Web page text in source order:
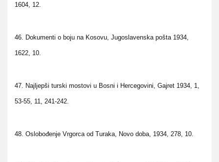
1604, 12.
46. Dokumenti o boju na Kosovu, Jugoslavenska pošta 1934,
1622, 10.
47. Najljepši turski mostovi u Bosni i Hercegovini, Gajret 1934, 1,
53-55, 11, 241-242.
48. Oslobođenje Vrgorca od Turaka, Novo doba, 1934, 278, 10.